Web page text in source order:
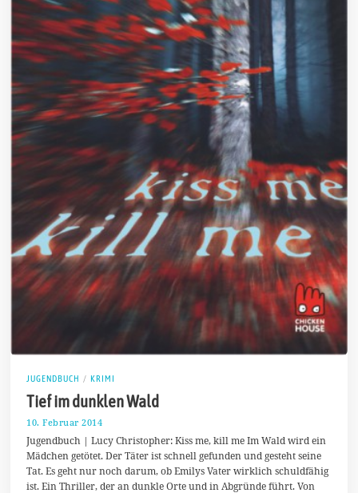
JUGENDBUCH / KRIMI
Tief im dunklen Wald
10. Februar 2014
.
A
u
g
Jugendbuch | Lucy Christopher: Kiss me, kill me Im Wald wird ein
Mädchen getötet. Der Täter ist schnell gefunden und gesteht seine
Tat. Es geht nur noch darum, ob Emilys Vater wirklich schuldfähig
ist. Ein Thriller, der an dunkle Orte und in Abgründe führt. Von